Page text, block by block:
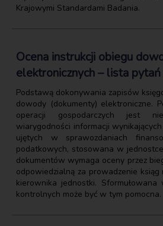
Krajowymi Standardami Badania.
Ocena instrukcji obiegu
elektronicznych – lista
Podstawą dokonywania zapisów
dowody (dokumenty) elektroniczne.
operacji gospodarczych jest
wiarygodności informacji
ujętych w sprawozdaniach
podatkowych, stosowana w
dokumentów wymaga oceny przez
odpowiedzialną za prowadzenie
kierownika jednostki.
kontrolnych może być w tym pomocna.